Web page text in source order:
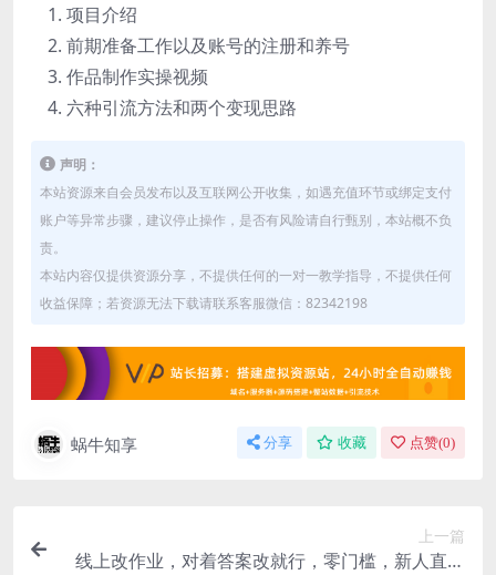
项目介绍
前期准备工作以及账号的注册和养号
作品制作实操视频
六种引流方法和两个变现思路
声明：
本站资源来自会员发布以及互联网公开收集，如遇充值环节或绑定支付
账户等异常步骤，建议停止操作，是否有风险请自行甄别，本站概不负
责。
本站内容仅提供资源分享，不提供任何的一对一教学指导，不提供任何
收益保障；若资源无法下载请联系客服微信：82342198
蜗牛知享 分享 收藏 点赞(0)
上一篇
线上改作业，对着答案改就行，零门槛，新人直接